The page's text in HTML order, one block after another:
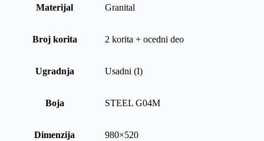
Materijal Granital
Broj korita 2 korita + ocedni deo
Ugradnja Usadni (I)
Boja STEEL G04M
Dimenzija 980×520